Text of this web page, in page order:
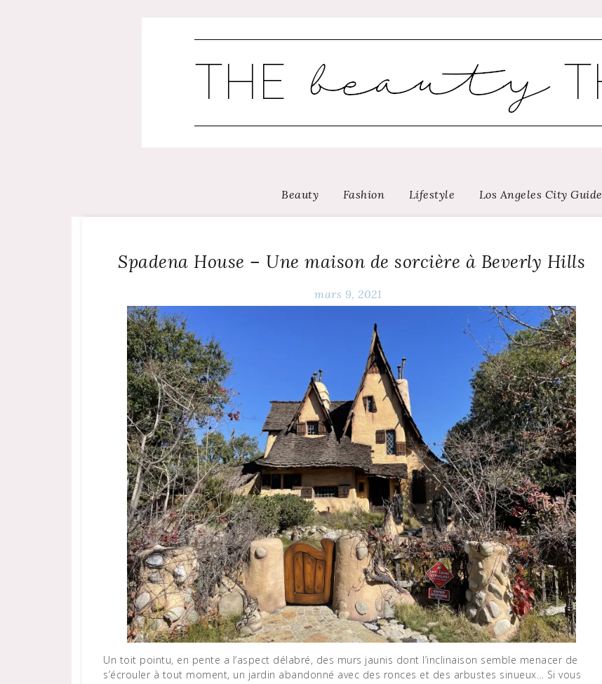
Beauty Fashion Lifestyle Los Angeles City Guide
Spadena House – Une maison de sorcière à Beverly Hills
mars 9, 2021
Un toit pointu, en pente a l’aspect délabré, des murs jaunis dont l’inclinaison semble menacer de
s’écrouler à tout moment, un jardin abandonné avec des ronces et des arbustes sinueux… Si vous